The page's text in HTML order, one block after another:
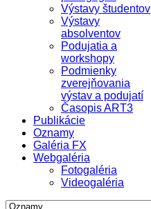
Výstavy študentov
Výstavy
absolventov
Podujatia a
workshopy
Podmienky
zverejňovania
výstav a podujatí
Časopis ART3
Publikácie
Oznamy
Galéria FX
Webgaléria
Fotogaléria
Videogaléria